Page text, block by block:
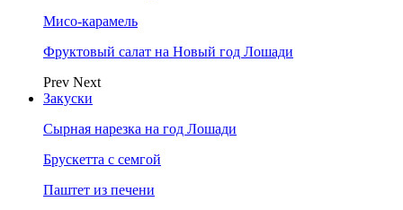
Мисо-карамель
Фруктовый салат на Новый год Лошади
Prev Next
Закуски
Сырная нарезка на год Лошади
Брускетта с семгой
Паштет из печени